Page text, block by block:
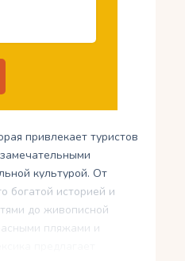
привлекает туристов
культурой. От
богатой историей и
до живописной
пляжами и